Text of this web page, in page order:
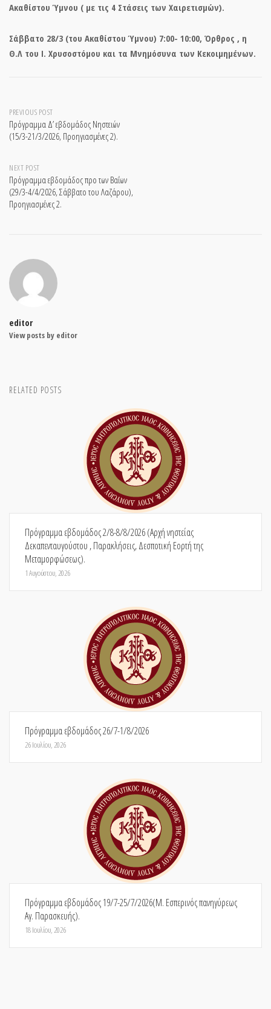
Ακαθίστου Ύμνου ( με τις 4 Στάσεις των Χαιρετισμών).
Σάββατο 28/3 (του Ακαθίστου Ύμνου) 7:00- 10:00, Όρθρος , η
Θ.Λ του Ι. Χρυσοστόμου και τα Μνημόσυνα των Κεκοιμημένων.
Post
navigation
PREVIOUS POST
Πρόγραμμα Δ’ εβδομάδος Νηστειών
(15/3-21/3/2026, Προηγιασμένες 2).
NEXT POST
Πρόγραμμα εβδομάδος προ των Βαΐων
(29/3-4/4/2026, Σάββατο του Λαζάρου),
Προηγιασμένες 2.
editor
View posts by editor
RELATED POSTS
Πρόγραμμα εβδομάδος 2/8-8/8/2026 (Αρχή νηστείας
Δεκαπενταυγούστου , Παρακλήσεις, Δεσποτική Εορτή της
Μεταμορφώσεως).
1 Αυγούστου, 2026
Πρόγραμμα εβδομάδος 26/7-1/8/2026
26 Ιουλίου, 2026
Πρόγραμμα εβδομάδος 19/7-25/7/2026(Μ. Εσπερινός πανηγύρεως
Αγ. Παρασκευής).
18 Ιουλίου, 2026